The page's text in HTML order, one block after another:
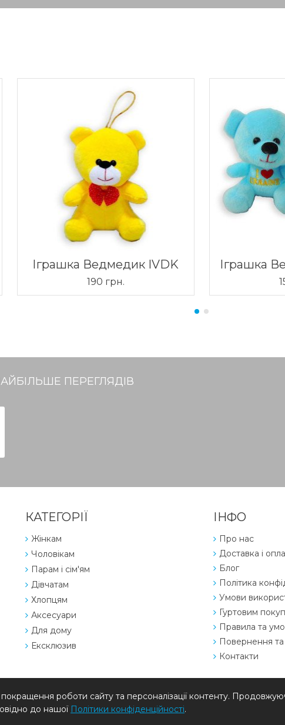
Іграшка Ведмедик IVDK
190 грн.
Іграшка
ПЕРЕГЛЯДІВ
КАТЕГОРІЇ
Жінкам
Чоловікам
Парам і сім'ям
Дівчатам
Хлопцям
Аксесуари
Для дому
Ексклюзив
ІНФО
Про нас
Доставка і
Блог
Політика
Умови
Гуртовим
Правила та
Повернення та
Контакти
роботи сайту та персоналізації контенту.
до нашої Політики конфіденційності.